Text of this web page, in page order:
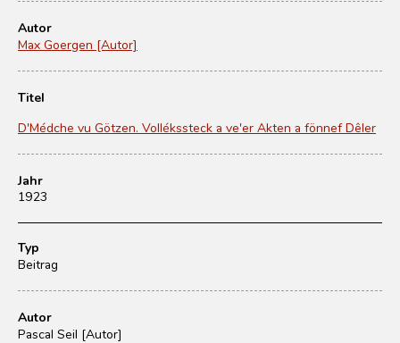
Autor
Max Goergen [Autor]
Titel
D'Médche vu Götzen. Vollékssteck a ve'er Akten a fönnef Dêler
Jahr
1923
Typ
Beitrag
Autor
Pascal Seil [Autor]